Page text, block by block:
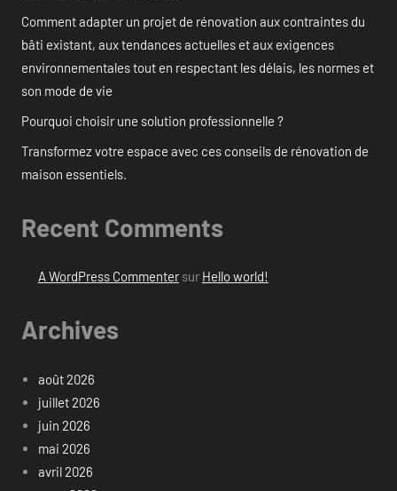
Comment adapter un projet de rénovation aux contraintes du
bâti existant, aux tendances actuelles et aux exigences
environnementales tout en respectant les délais, les normes et
son mode de vie
Pourquoi choisir une solution professionnelle ?
Transformez votre espace avec ces conseils de rénovation de
maison essentiels.
Recent Comments
A WordPress Commentersur Hello world!
Archives
août 2026
juillet 2026
juin 2026
mai 2026
avril 2026